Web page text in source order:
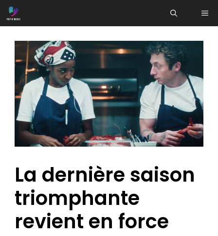
Aller
au
La dernière saison
triomphante
revient en force